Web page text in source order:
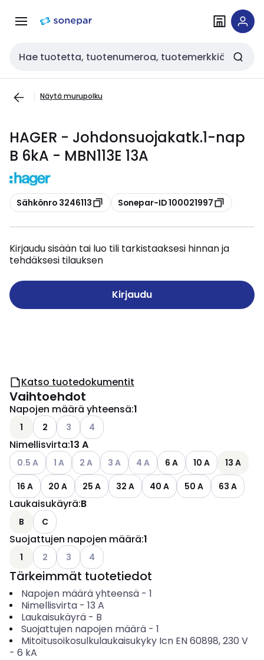
navigointiinsisältöön
Haku
Näytä murupolku
HAGER - Johdonsuojakatk.1-nap
B 6kA - MBN113E 13A
Kopioi
Sähkönro 3246113 Kopioi
Sonepar-ID 100021997
Kirjaudu sisään tai luo tili tarkistaaksesi hinnan ja
tehdäksesi tilauksen
Kirjaudu
Katso tuotedokumentit
Vaihtoehdot
Napojen määrä yhteensä:1
1 2 Katso käytettävissä olevat vaihtoehdot
3 Katso käytettävissä olevat vaihtoehdot
4
Nimellisvirta:13 A
Katso käytettävissä olevat vaihtoehdot
0.5 A Katso käytettävissä olevat vaihtoehdot
1 A Katso käytettävissä olevat vaihtoehdot
2 A Katso käytettävissä olevat vaihtoehdot
3 A Katso käytettävissä olevat
4 A 6 A 10 A
13 A
16 A
20 A 25 A 32 A 40 A 50 A 63 A
Laukaisukäyrä:B
B C
Suojattujen napojen määrä:1
1 Katso käytettävissä olevat vaihtoehdot
2 Katso käytettävissä olevat vaihtoehdot
3 Katso käytettävissä olevat vaihtoehdot
4
Tärkeimmät tuotetiedot
Napojen määrä yhteensä- 1
Nimellisvirta- 13 A
Laukaisukäyrä- B
Suojattujen napojen määrä- 1
Mitoitusoikosulkulaukaisukyky Icn EN 60898, 230 V
- 6 kA